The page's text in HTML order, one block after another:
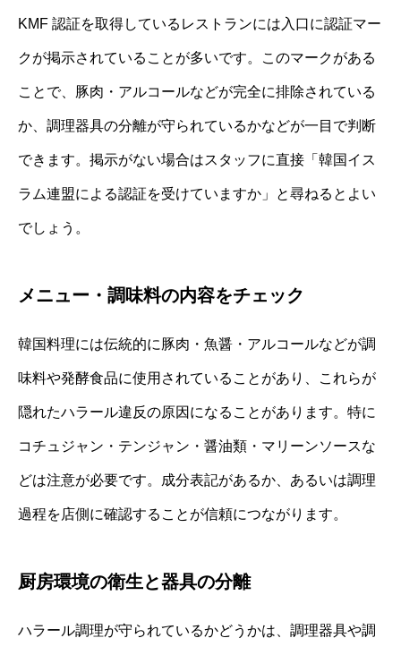
KMF 認証を取得しているレストランには入口に認証マー
クが掲示されていることが多いです。このマークがある
ことで、豚肉・アルコールなどが完全に排除されている
か、調理器具の分離が守られているかなどが一目で判断
できます。掲示がない場合はスタッフに直接「韓国イス
ラム連盟による認証を受けていますか」と尋ねるとよい
でしょう。
メニュー・調味料の内容をチェック
韓国料理には伝統的に豚肉・魚醤・アルコールなどが調
味料や発酵食品に使用されていることがあり、これらが
隠れたハラール違反の原因になることがあります。特に
コチュジャン・テンジャン・醤油類・マリーンソースな
どは注意が必要です。成分表記があるか、あるいは調理
過程を店側に確認することが信頼につながります。
厨房環境の衛生と器具の分離
ハラール調理が守られているかどうかは、調理器具や調